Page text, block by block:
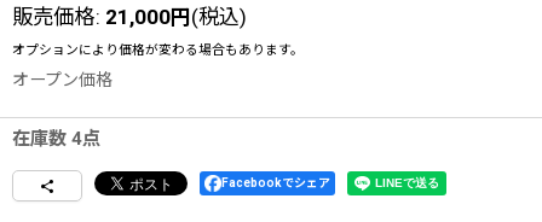
販売価格: 21,000円(税込)
オプションにより価格が変わる場合もあります。
オープン価格
在庫数 4点
Facebookでシェア